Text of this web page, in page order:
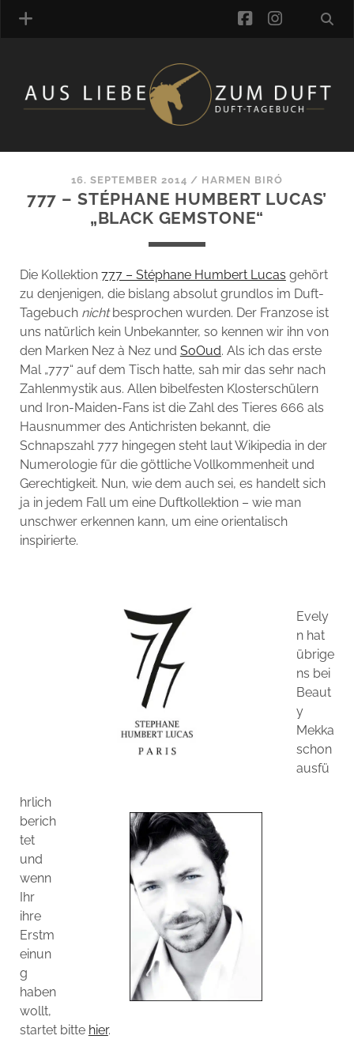
MANUFAKTUREN
DUFTNOTEN
KOMMENTARE
LINK-SAMMLUNG
ARTIKEL-ARCHIV
ONLINE-SHOP
DAS ALZD-TEAM
facebook
16. SEPTEMBER 2014 / HARMEN BIRÓ
777 – STÉPHANE HUMBERT LUCAS’
„BLACK GEMSTONE“
Die Kollektion 777 – Stéphane Humbert Lucas gehört
zu denjenigen, die bislang absolut grundlos im Duft-
Tagebuch nichtbesprochen wurden. Der Franzose ist
uns natürlich kein Unbekannter, so kennen wir ihn von
den Marken Nez à Nez und SoOud. Als ich das erste
Mal „777“ auf dem Tisch hatte, sah mir das sehr nach
Zahlenmystik aus. Allen bibelfesten Klosterschülern
und Iron-Maiden-Fans ist die Zahl des Tieres 666 als
Hausnummer des Antichristen bekannt, die
Schnapszahl 777 hingegen steht laut Wikipedia in der
Numerologie für die göttliche Vollkommenheit und
Gerechtigkeit. Nun, wie dem auch sei, es handelt sich
ja in jedem Fall um eine Duftkollektion – wie man
unschwer erkennen kann, um eine orientalisch
inspirierte.
Evely
n hat
übrige
ns bei
Beaut
y
Mekka
schon
ausfü
hrlich
berich
tet
und
wenn
Ihr
ihre
Erstm
einun
g
haben
wollt,
startet bitte hier.